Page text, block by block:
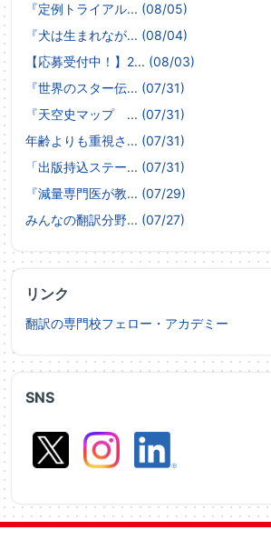
SNS
『定例トライアル... (08/05)
『犬は生まれなが... (08/04)
【応募受付中！】2... (08/03)
『世界のスター伝... (07/31)
『天空史マップ ... (07/31)
年齢よりも重視さ... (07/31)
「出版持込ステー... (07/31)
『減量専門医が教... (07/29)
みんなの翻訳分野... (07/27)
リンク
翻訳の専門校フェロー・アカデミー